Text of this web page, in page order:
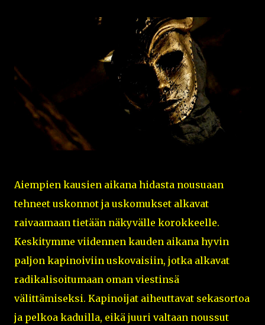
Aiempien kausien aikana hidasta nousuaan
tehneet uskonnot ja uskomukset alkavat
raivaamaan tietään näkyvälle korokkeelle.
Keskitymme viidennen kauden aikana hyvin
paljon kapinoiviin uskovaisiin, jotka alkavat
radikalisoitumaan oman viestinsä
välittämiseksi. Kapinoijat aiheuttavat sekasortoa
ja pelkoa kaduilla, eikä juuri valtaan noussut